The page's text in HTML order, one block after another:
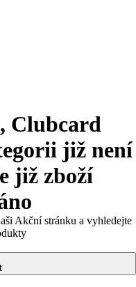
Clubcard
již není
již zboží
Akční stránku a vyhledejte